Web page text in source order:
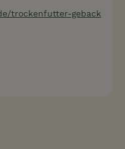
trockenfutter-geback